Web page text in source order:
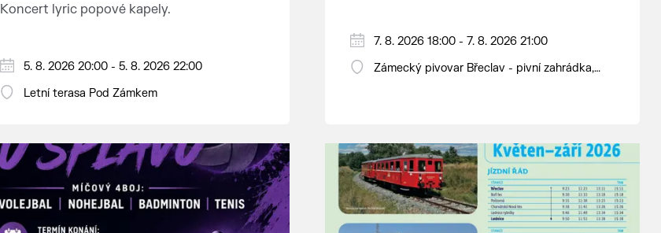
Koncert lyric popové kapely.
5. 8. 2026 20:00 - 5. 8. 2026 22:00
Letní terasa Pod Zámkem
7. 8. 2026 18:00 - 7. 8. 2026 21:00
Zámecký pivovar Břeclav - pivní zahrádka,